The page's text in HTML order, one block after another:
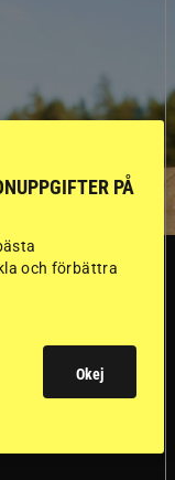
PÅ
och förbättra
Okej